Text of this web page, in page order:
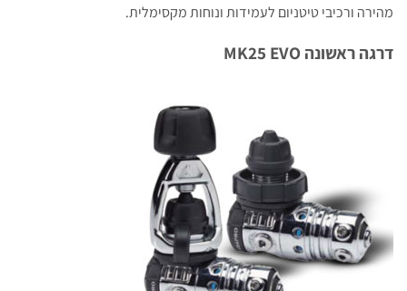
מהירה ורכיבי טיטניום לעמידות ונוחות מקסימלית.
דרגה ראשונה MK25 EVO